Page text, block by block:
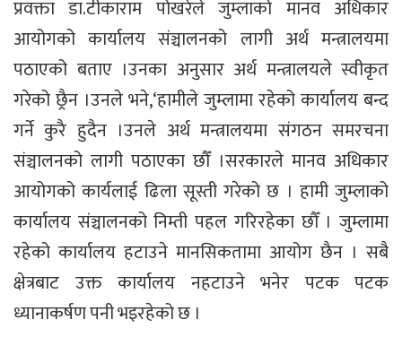
प्रवक्ता डा.टीकाराम पोखरेले जुम्लाको मानव अधिकार
आयोगको कार्यालय संञ्चालनको लागी अर्थ मन्त्रालयमा
पठाएको बताए ।उनका अनुसार अर्थ मन्त्रालयले स्वीकृत
गरेको छ्रैन ।उनले भने,‘हामीले जुम्लामा रहेको कार्यालय बन्द
गर्ने कुरै हुदैन ।उनले अर्थ मन्त्रालयमा संगठन समरचना
संञ्चालनको लागी पठाएका छौँ ।सरकारले मानव अधिकार
आयोगको कार्यलाई ढिला सूस्ती गरेको छ । हामी जुम्लाको
कार्यालय संञ्चालनको निम्ती पहल गरिरहेका छौँ । जुम्लामा
रहेको कार्यालय हटाउने मानसिकतामा आयोग छैन । सबै
क्षेत्रबाट उक्त कार्यालय नहटाउने भनेर पटक पटक
ध्यानाकर्षण पनी भइरहेको छ ।